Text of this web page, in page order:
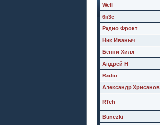
Well
6п3с
Радио Фронт
Ник Иваныч
Бенни Хилл
Андрей Н
Radio
Александр Хрисанов
RTeh
Bunezki